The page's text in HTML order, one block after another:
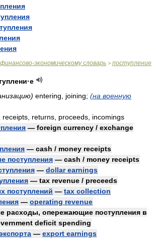
экономическому словарь > поступление
entering, joining; (на военную
receipts, returns, proceeds, incomings
— foreign currency / exchange
— cash / money receipts
поступления — cash / money receipts
— dollar earnings
— tax revenue / preceeds
поступлений — tax collection
— operating revenue
расходы, опережающие поступления в
deficit spending
— export earnings